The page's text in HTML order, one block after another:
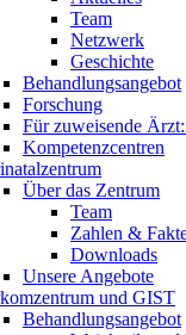
Team
Netzwerk
Geschichte
Behandlungsangebot
Forschung
Für zuweisende
Kompetenzcentren
Über das Zentrum
Team
Zahlen &
Downloads
Unsere Angebote
und GIST
Behandlungsangebot